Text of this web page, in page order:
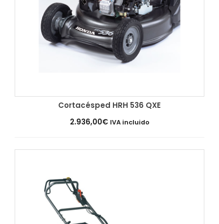
Añadir al carrito
Cortacésped HRH 536 QXE
2.936,00€ IVA incluido